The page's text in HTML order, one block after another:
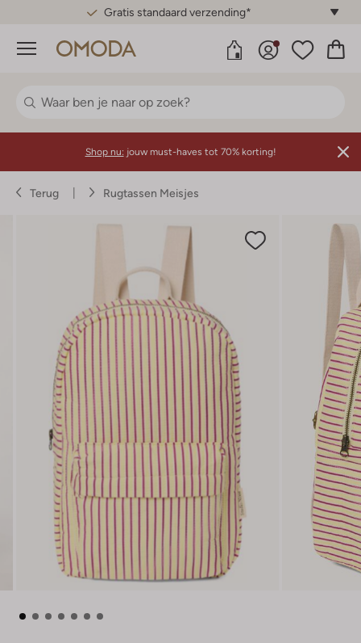
Gratis standaard verzending*
Menu
Shop nu: jouw must-haves tot 70% korting!
Terug Rugtassen Meisjes